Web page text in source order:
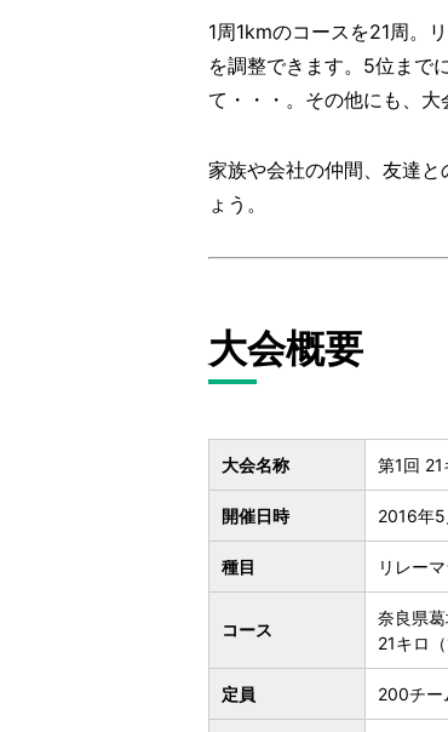
1周1kmのコースを21周。
を調整できます。5位まで
て・・・。その他にも、大
家族や会社の仲間、友達
ょう。
大会概要
大会名称 第1回
開催日時 2016年
種目 リレー
コース
奈良県
21キロ
定員 200チー